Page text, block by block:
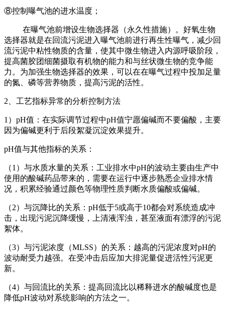
⑧控制曝气池的进水温度；
在曝气池前增设生物选择器（永久性措施）。好氧生物
选择器就是在回流污泥进入曝气池前进行再生性曝气，减少回
流污泥中粘性物质的含量，使其中微生物进入内源呼吸阶段，
提高菌胶团细菌摄取有机物的能力和与丝状微生物的竞争能
力。为加强生物选择器的效果，可以在在曝气过程中投加足量
的氮、磷等营养物质，提高污泥的活性。
2、工艺指标异常的分析控制方法
1）pH值：在实际调节过程中pH值宁愿偏碱而不要偏酸，主要
因为偏碱更利于后段絮凝沉淀效果提升。
pH值与其他指标的关系：
（1）与水质水量的关系：工业排水中pH的波动主要由生产中
使用的酸碱药品带来的，需要在运行中逐步熟悉企业排水情
况，积累经验通过颜色等物理性质判断水质偏酸或偏碱。
（2）与沉降比的关系：pH低于5或高于10都会对系统造成冲
击，出现污泥沉降缓慢，上清液浑浊，甚至液面有漂浮的污泥
絮体。
（3）与污泥浓度（MLSS）的关系：越高的污泥浓度对pH的
波动耐受力越强。在受冲击后应加大排泥量促进活性污泥更
新。
（4）与回流比的关系：提高回流比以稀释进水的酸碱度也是
降低pH波动对系统影响的方法之一。